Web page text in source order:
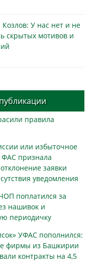
Козлов: У нас нет и не
скрытых мотивов и
правила
или избыточное
ФАС признала
заявки
уведомления
поплатился за
нашивок и
периодичку
УФАС пополнился:
фирмы из Башкирии
контракты на 4,5